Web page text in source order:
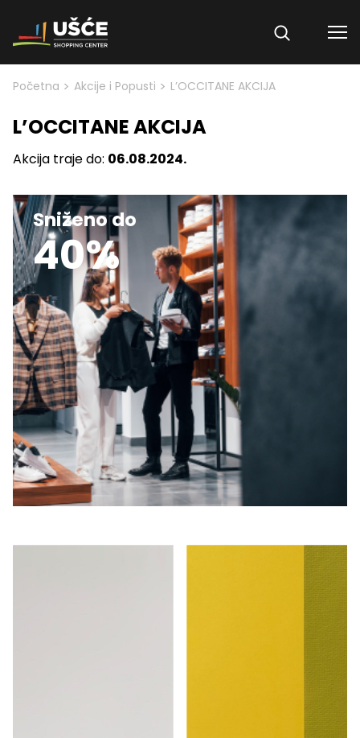
Skip to content
Početna > Akcije i Popusti > L’OCCITANE AKCIJA
L’OCCITANE AKCIJA
Akcija traje do: 06.08.2024.
Sniženo do
40%